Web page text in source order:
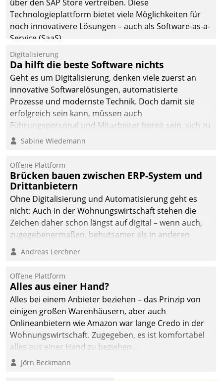
über den SAP Store vertreiben. Diese
Technologieplattform bietet viele Möglichkeiten für
noch innovativere Lösungen – auch als Software-as-a-
Service (SaaS).
Digitalisierung
Da hilft die beste Software nichts
Geht es um Digitalisierung, denken viele zuerst an
innovative Softwarelösungen, automatisierte
Prozesse und modernste Technik. Doch damit sie
erfolgreich sein kann, müssen auch
Führungspersonal und Mitarbeiter bereit sein, sich zu
verändern und anzupassen, sonst werden sie an ihr
Sabine Wiedemann
Offene Plattform
Brücken bauen zwischen ERP-System und
Drittanbietern
Ohne Digitalisierung und Automatisierung geht es
nicht: Auch in der Wohnungswirtschaft stehen die
Zeichen daher schon längst auf digital – wenn auch,
zugegebenermaßen, behutsamer als in anderen
Branchen.
Andreas Lerchner
Offene Plattform
Alles aus einer Hand?
Alles bei einem Anbieter beziehen – das Prinzip von
einigen großen Warenhäusern, aber auch
Onlineanbietern wie Amazon war lange Credo in der
Wohnungswirtschaft. Zugegeben, es ist komfortabel
alles aus einer Hand zu beziehen...
Jörn Beckmann